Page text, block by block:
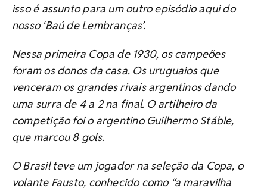
isso é assunto para um outro episódio aqui do
nosso ‘Baú de Lembranças’.
Nessa primeira Copa de 1930, os campeões
foram os donos da casa. Os uruguaios que
venceram os grandes rivais argentinos dando
uma surra de 4 a 2 na final. O artilheiro da
competição foi o argentino Guilhermo Stáble,
que marcou 8 gols.
O Brasil teve um jogador na seleção da Copa, o
volante Fausto, conhecido como “a maravilha